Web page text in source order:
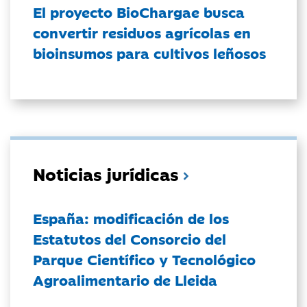
El proyecto BioChargae busca
convertir residuos agrícolas en
bioinsumos para cultivos leñosos
Noticias jurídicas
España: modificación de los
Estatutos del Consorcio del
Parque Científico y Tecnológico
Agroalimentario de Lleida